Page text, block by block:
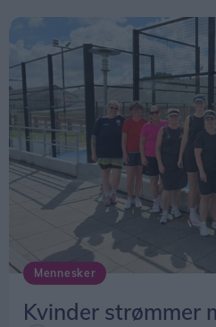
Mennesker
Kvinder strømmer